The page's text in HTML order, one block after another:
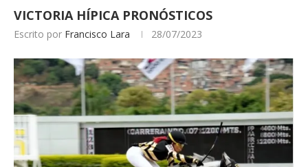
VICTORIA HÍPICA PRONÓSTICOS
Escrito por Francisco Lara 28/07/2023